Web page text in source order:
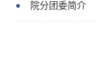
院分团委简介